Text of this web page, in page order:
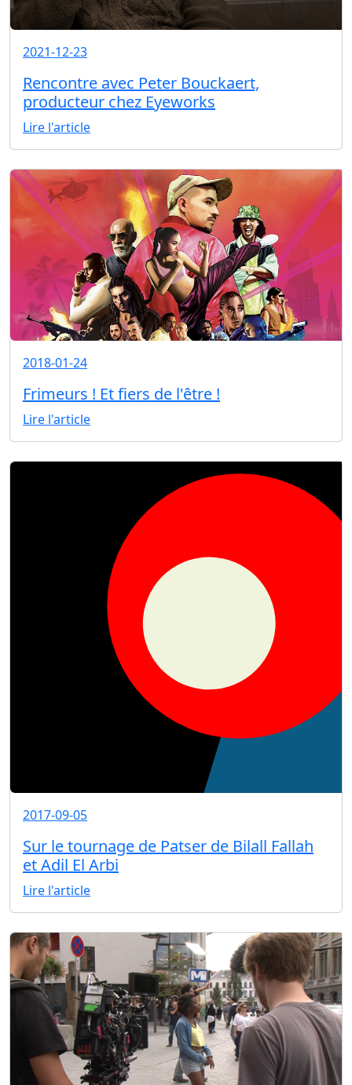
2021-12-23
Rencontre avec Peter Bouckaert,
producteur chez Eyeworks
Lire l'article
2018-01-24
Frimeurs ! Et fiers de l'être !
Lire l'article
2017-09-05
Sur le tournage de Patser de Bilall Fallah
et Adil El Arbi
Lire l'article